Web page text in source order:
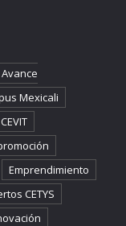
Avance
Mexicali
CEVIT
Emprendimiento
CETYS